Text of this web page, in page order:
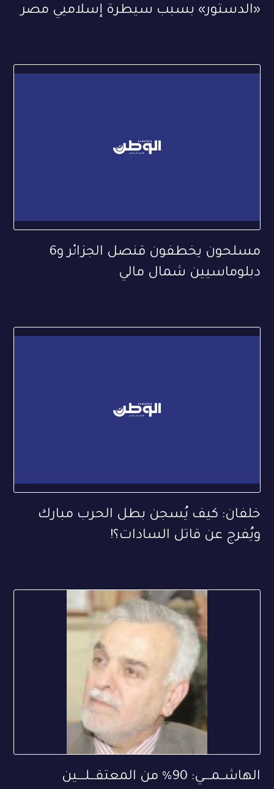
«الدستور» بسبب سيطرة إسلاميي مصر
مسلحون يخطفون قنصل الجزائر و6
دبلوماسيين شمال مالي
خلفان: كيف يُسجن بطل الحرب مبارك
ويُفرج عن قاتل السادات؟!
الهاشــمــــي: 90% من المعتقـــلــــين